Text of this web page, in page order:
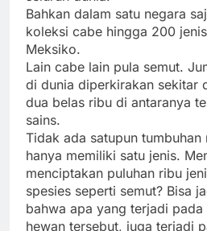
Bahkan dalam satu negara
koleksi cabe hingga 200
Meksiko.
Lain cabe lain pula semut.
di dunia diperkirakan sekitar
dua belas ribu di antaranya
sains.
Tidak ada satupun tumbuhan
hanya memiliki satu jenis.
menciptakan puluhan ribu
spesies seperti semut? Bisa
bahwa apa yang terjadi
hewan tersebut, juga terjadi